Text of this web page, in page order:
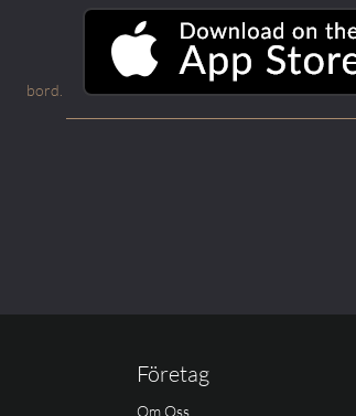
bord.
Företag
Om Oss